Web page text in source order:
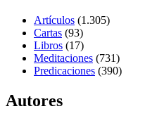
Artículos (1.305)
Cartas (93)
Libros (17)
Meditaciones (731)
Predicaciones (390)
Autores